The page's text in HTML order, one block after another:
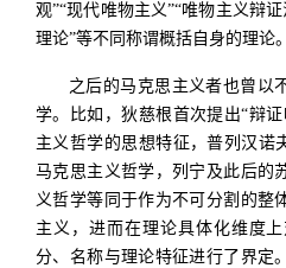
观”“现代唯物主义”“唯物主义辩
理论”等不同称谓概括自身的理论。
之后的马克思主义者也曾以
学。比如，狄慈根首次提出“辩
主义哲学的思想特征，普列汉诺
马克思主义哲学，列宁及此后的
义哲学等同于作为不可分割的整
主义，进而在理论具体化维度
分、名称与理论特征进行了界定